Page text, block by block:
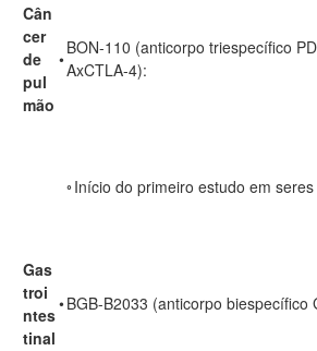
Cân
cer
de
pul
mão
•
BON-110 (anticorpo triespecífico
AxCTLA-4):
◦ Início do primeiro estudo em
Gas
troi
ntes
tinal
•BGB-B2033 (anticorpo biespecífico